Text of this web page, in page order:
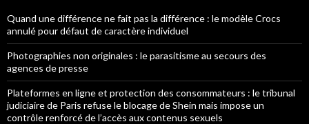
Quand une différence ne fait pas la différence : le modèle Crocs
annulé pour défaut de caractère individuel
Photographies non originales : le parasitisme au secours des
agences de presse
Plateformes en ligne et protection des consommateurs : le tribunal
judiciaire de Paris refuse le blocage de Shein mais impose un
contrôle renforcé de l’accès aux contenus sexuels